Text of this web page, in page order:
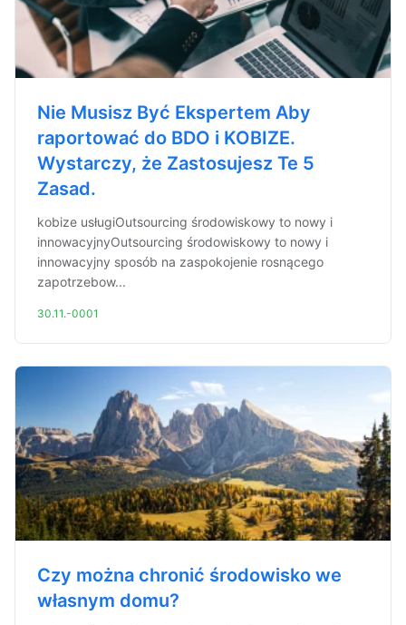
Nie Musisz Być Ekspertem Aby
raportować do BDO i KOBIZE.
Wystarczy, że Zastosujesz Te 5
Zasad.
kobize usługiOutsourcing środowiskowy to nowy i
innowacyjnyOutsourcing środowiskowy to nowy i
innowacyjny sposób na zaspokojenie rosnącego
zapotrzebow...
30.11.-0001
Czy można chronić środowisko we
własnym domu?